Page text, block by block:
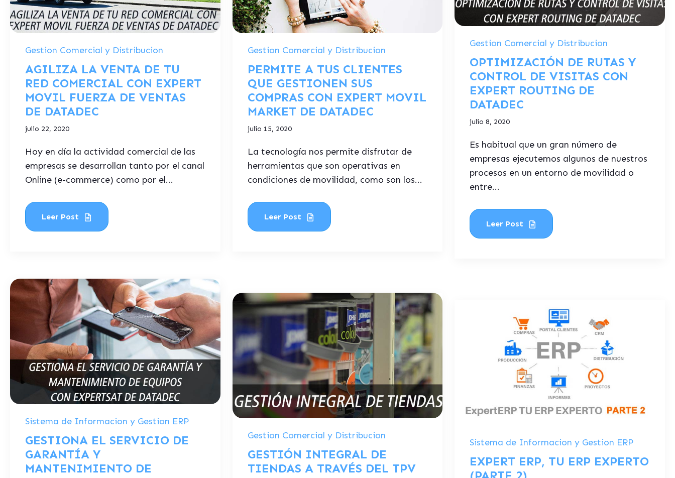
Gestion Comercial y Distribucion
AGILIZA LA VENTA DE TU
RED COMERCIAL CON EXPERT
MOVIL FUERZA DE VENTAS
DE DATADEC
julio 22, 2020
Hoy en día la actividad comercial de las
empresas se desarrollan tanto por el canal
Online (e-commerce) como por el...
Leer Post
Gestion Comercial y Distribucion
PERMITE A TUS CLIENTES
QUE GESTIONEN SUS
COMPRAS CON EXPERT MOVIL
MARKET DE DATADEC
julio 15, 2020
La tecnología nos permite disfrutar de
herramientas que son operativas en
condiciones de movilidad, como son los...
Leer Post
Gestion Comercial y Distribucion
OPTIMIZACIÓN DE RUTAS Y
CONTROL DE VISITAS CON
EXPERT ROUTING DE
DATADEC
julio 8, 2020
Es habitual que un gran número de
empresas ejecutemos algunos de nuestros
procesos en un entorno de movilidad o
entre...
Leer Post
Sistema de Informacion y Gestion ERP
GESTIONA EL SERVICIO DE
GARANTÍA Y
MANTENIMIENTO DE
Gestion Comercial y Distribucion
GESTIÓN INTEGRAL DE
TIENDAS A TRAVÉS DEL TPV
Sistema de Informacion y Gestion ERP
EXPERT ERP, TU ERP EXPERTO